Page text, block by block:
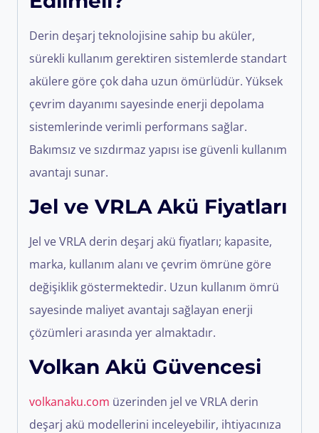
Derin deşarj teknolojisine sahip bu aküler,
sürekli kullanım gerektiren sistemlerde standart
akülere göre çok daha uzun ömürlüdür. Yüksek
çevrim dayanımı sayesinde enerji depolama
sistemlerinde verimli performans sağlar.
Bakımsız ve sızdırmaz yapısı ise güvenli kullanım
avantajı sunar.
Jel ve VRLA Akü Fiyatları
Jel ve VRLA derin deşarj akü fiyatları; kapasite,
marka, kullanım alanı ve çevrim ömrüne göre
değişiklik göstermektedir. Uzun kullanım ömrü
sayesinde maliyet avantajı sağlayan enerji
çözümleri arasında yer almaktadır.
Volkan Akü Güvencesi
volkanaku.com üzerinden jel ve VRLA derin
deşarj akü modellerini inceleyebilir, ihtiyacınıza